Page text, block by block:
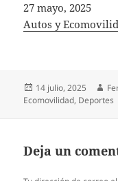
Fecha
27 mayo, 2025
In relation to
Autos y
Publicado
el
14 julio, 2025
Ecomovilidad, Deportes
Deja un